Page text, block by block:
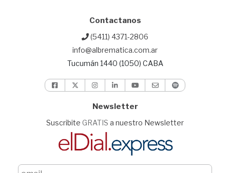
Contactanos
(5411) 4371-2806
info@albrematica.com.ar
Tucumán 1440 (1050) CABA
Newsletter
Suscribite GRATIS a nuestro Newsletter